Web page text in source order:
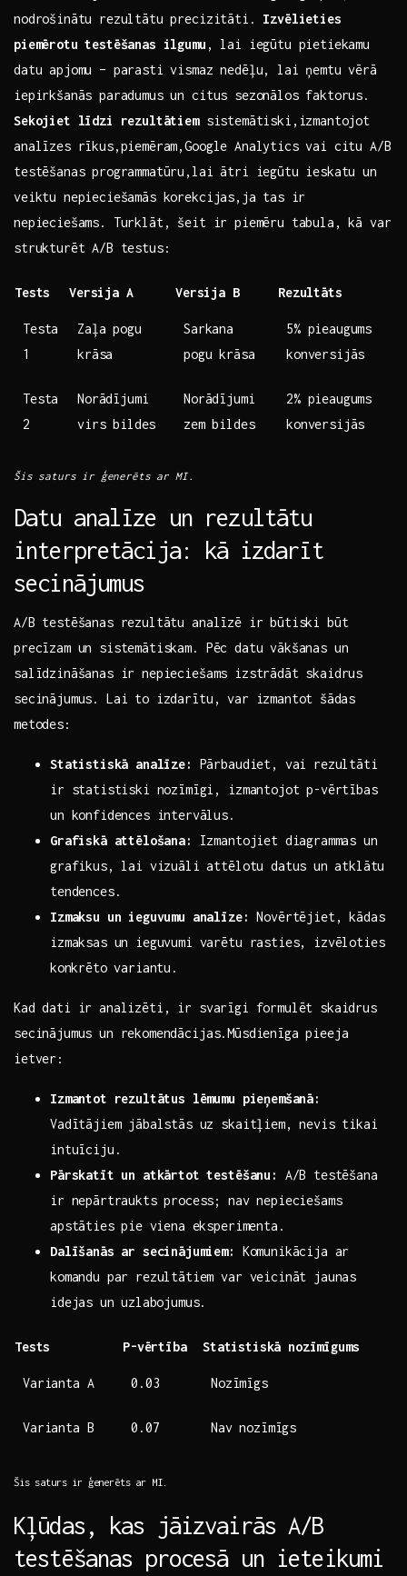
nodrošinātu rezultātu precizitāti. Izvēlieties
piemērotu testēšanas ilgumu , lai iegūtu pietiekamu
datu apjomu – parasti vismaz nedēļu, lai ņemtu vērā
iepirkšanās ‍paradumus un citus sezonālos faktorus. ⁤
Sekojiet līdzi rezultātiemsistemātiski,izmantojot
analīzes rīkus,piemēram,Google Analytics vai citu A/B
testēšanas programmatūru,lai ātri iegūtu ieskatu⁤ un
veiktu nepieciešamās ‌korekcijas,ja ‌tas ⁣ir
nepieciešams. Turklāt, šeit ir piemēru tabula, kā var
strukturēt A/B testus:
Tests Versija A Versija B Rezultāts
Testa
1
Zaļa pogu
krāsa
Sarkana
pogu krāsa
5% pieaugums
konversijās
Testa
2
Norādījumi
virs bildes
Norādījumi
zem bildes
2% pieaugums
konversijās
Šis saturs ir ģenerēts ar MI.
Datu analīze un rezultātu
interpretācija: kā ⁢izdarīt
secinājumus
A/B testēšanas rezultātu analīzē ir būtiski būt
precīzam un sistemātiskam. Pēc datu vākšanas un
salīdzināšanas ir nepieciešams izstrādāt skaidrus
secinājumus.‍ Lai to izdarītu, var izmantot ⁤šādas
metodes:
Statistiskā analīze:
Pārbaudiet, vai rezultāti
ir statistiski nozīmīgi, izmantojot p-vērtības
un konfidences intervālus.
Grafiskā attēlošana:
​Izmantojiet diagrammas un
‍grafikus, lai vizuāli attēlotu datus un ⁤atklātu
tendences.
Izmaksu un ieguvumu analīze: Novērtējiet, kādas
izmaksas un ieguvumi varētu rasties, izvēloties
⁣konkrēto variantu.
Kad dati ir analizēti, ir svarīgi formulēt skaidrus
secinājumus un rekomendācijas.Mūsdienīga pieeja
ietver:
Izmantot rezultātus lēmumu pieņemšanā:
Vadītājiem jābalstās uz skaitļiem, nevis tikai⁣
intuīciju.
Pārskatīt un atkārtot testēšanu:
A/B testēšana
ir nepārtraukts process; nav nepieciešams
apstāties ⁣pie viena eksperimenta.
Dalīšanās ar secinājumiem:
Komunikācija ar
komandu par rezultātiem var veicināt jaunas
‌idejas ⁣un uzlabojumus.
Tests P-vērtība Statistiskā ‌nozīmīgums
Varianta A 0.03 Nozīmīgs
Varianta B 0.07 Nav nozīmīgs
Šis saturs ir ģenerēts ar MI.
Kļūdas, kas jāizvairās A/B
testēšanas procesā un ieteikumi